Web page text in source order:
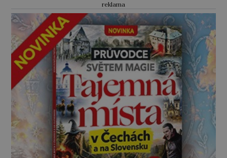
reklama